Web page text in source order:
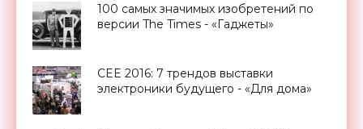
100 самых значимых изобретений по
версии The Times - «Гаджеты»
CEE 2016: 7 трендов выставки
электроники будущего - «Для дома»